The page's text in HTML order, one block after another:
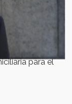
para el